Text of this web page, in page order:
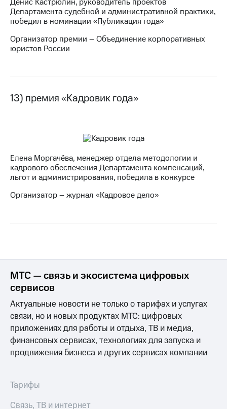
Департамента судебной и административной практики,
победил в номинации «Публикация года»
Организатор премии – Объединение корпоративных
юристов России
13) премия «Кадровик года»
Елена Моргачёва, менеджер отдела методологии и
кадрового обеспечения Департамента компенсаций,
льгот и администрирования, победила в конкурсе
Организатор – журнал «Кадровое дело»
МТС — связь и экосистема цифровых
сервисов
Актуальные новости не только о тарифах и услугах
связи, но и новых продуктах МТС: цифровых
приложениях для работы и отдыха, ТВ и медиа,
финансовых сервисах, технологиях для запуска и
продвижения бизнеса и других сервисах компании
Тарифы
Связь, ТВ и интернет